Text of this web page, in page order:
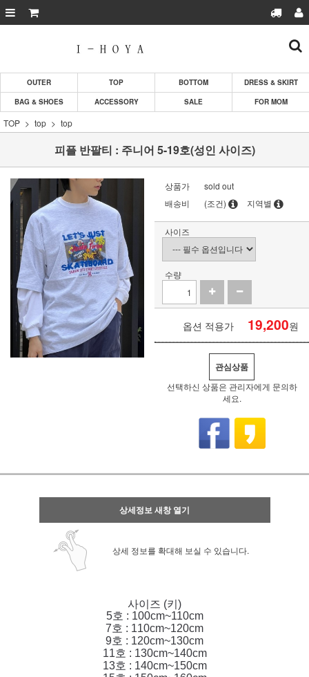
OUTER TOP BOTTOM
DRESS & SKIRT
BAG & SHOES
ACCESSORY SALE FOR MOM
TOP top top
피플 반팔티 : 주니어 5-19호(성인 사이즈)
상품가
sold out
배송비
(조건) 지역별
사이즈
수량
옵션 적용가 19,200원
관심상품
선택하신 상품은 관리자에게 문의하
세요.
상세정보 새창 열기
상세 정보를 확대해 보실 수 있습니다.
사이즈 (키)
5호 : 100cm~110cm
7호 : 110cm~120cm
9호 : 120cm~130cm
11호 : 130cm~140cm
13호 : 140cm~150cm